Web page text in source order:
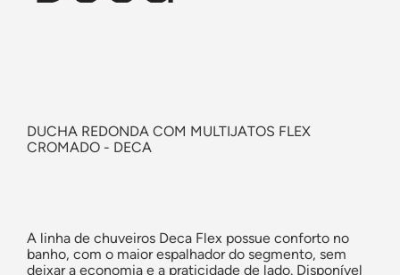
DUCHA REDONDA COM MULTIJATOS FLEX
CROMADO - DECA
A linha de chuveiros Deca Flex possue conforto no
banho, com o maior espalhador do segmento, sem
deixar a economia e a praticidade de lado. Disponível